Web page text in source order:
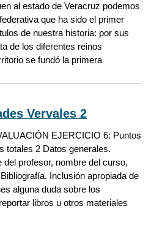
al estado de Veracruz podemos
que ha sido el primer
de nuestra historia: por sus
de los diferentes reinos
se fundó la primera
Vervales 2
EJERCICIO 6: Puntos
totales 2 Datos generales.
profesor, nombre del curso,
Inclusión apropiada de
alguna duda sobre los
libros u otros materiales